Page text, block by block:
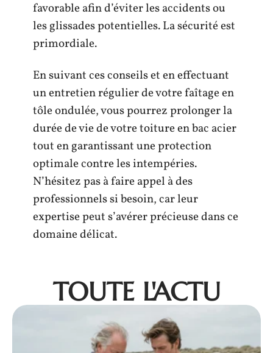
favorable afin d’éviter les accidents ou
les glissades potentielles. La sécurité est
primordiale.
En suivant ces conseils et en effectuant
un entretien régulier de votre faîtage en
tôle ondulée, vous pourrez prolonger la
durée de vie de votre toiture en bac acier
tout en garantissant une protection
optimale contre les intempéries.
N’hésitez pas à faire appel à des
professionnels si besoin, car leur
expertise peut s’avérer précieuse dans ce
domaine délicat.
TOUTE L'ACTU